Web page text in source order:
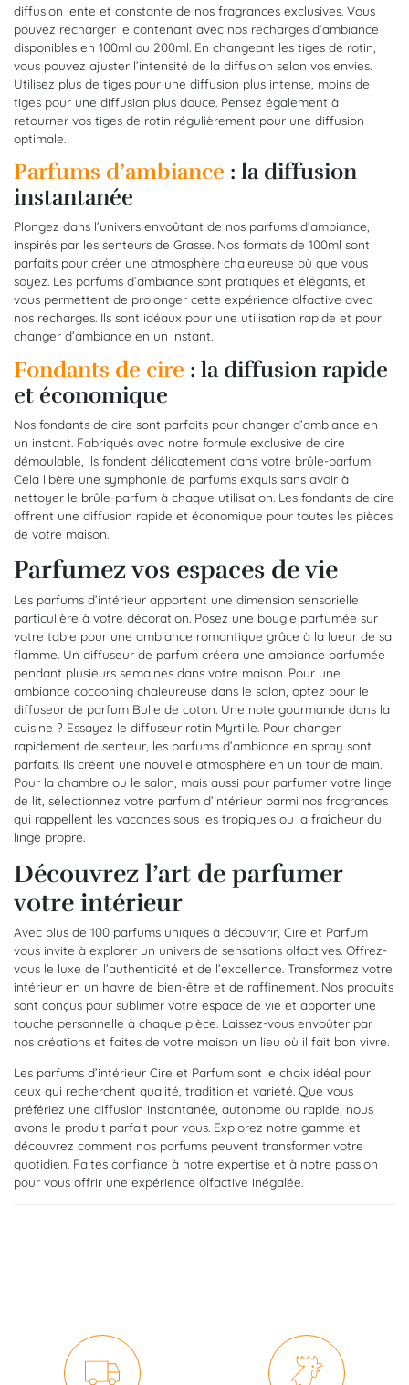
diffusion lente et constante de nos fragrances exclusives. Vous
pouvez recharger le contenant avec nos recharges d’ambiance
disponibles en 100ml ou 200ml. En changeant les tiges de rotin,
vous pouvez ajuster l’intensité de la diffusion selon vos envies.
Utilisez plus de tiges pour une diffusion plus intense, moins de
tiges pour une diffusion plus douce. Pensez également à
retourner vos tiges de rotin régulièrement pour une diffusion
optimale.
Parfums d’ambiance : la diffusion
instantanée
Plongez dans l’univers envoûtant de nos parfums d’ambiance,
inspirés par les senteurs de Grasse. Nos formats de 100ml sont
parfaits pour créer une atmosphère chaleureuse où que vous
soyez. Les parfums d’ambiance sont pratiques et élégants, et
vous permettent de prolonger cette expérience olfactive avec
nos recharges. Ils sont idéaux pour une utilisation rapide et pour
changer d’ambiance en un instant.
Fondants de cire : la diffusion rapide
et économique
Nos fondants de cire sont parfaits pour changer d’ambiance en
un instant. Fabriqués avec notre formule exclusive de cire
démoulable, ils fondent délicatement dans votre brûle-parfum.
Cela libère une symphonie de parfums exquis sans avoir à
nettoyer le brûle-parfum à chaque utilisation. Les fondants de cire
offrent une diffusion rapide et économique pour toutes les pièces
de votre maison.
Parfumez vos espaces de vie
Les parfums d’intérieur apportent une dimension sensorielle
particulière à votre décoration. Posez une bougie parfumée sur
votre table pour une ambiance romantique grâce à la lueur de sa
flamme. Un diffuseur de parfum créera une ambiance parfumée
pendant plusieurs semaines dans votre maison. Pour une
ambiance cocooning chaleureuse dans le salon, optez pour le
diffuseur de parfum Bulle de coton. Une note gourmande dans la
cuisine ? Essayez le diffuseur rotin Myrtille. Pour changer
rapidement de senteur, les parfums d’ambiance en spray sont
parfaits. Ils créent une nouvelle atmosphère en un tour de main.
Pour la chambre ou le salon, mais aussi pour parfumer votre linge
de lit, sélectionnez votre parfum d’intérieur parmi nos fragrances
qui rappellent les vacances sous les tropiques ou la fraîcheur du
linge propre.
Découvrez l’art de parfumer
votre intérieur
Avec plus de 100 parfums uniques à découvrir, Cire et Parfum
vous invite à explorer un univers de sensations olfactives. Offrez-
vous le luxe de l’authenticité et de l’excellence. Transformez votre
intérieur en un havre de bien-être et de raffinement. Nos produits
sont conçus pour sublimer votre espace de vie et apporter une
touche personnelle à chaque pièce. Laissez-vous envoûter par
nos créations et faites de votre maison un lieu où il fait bon vivre.
Les parfums d’intérieur Cire et Parfum sont le choix idéal pour
ceux qui recherchent qualité, tradition et variété. Que vous
préfériez une diffusion instantanée, autonome ou rapide, nous
avons le produit parfait pour vous. Explorez notre gamme et
découvrez comment nos parfums peuvent transformer votre
quotidien. Faites confiance à notre expertise et à notre passion
pour vous offrir une expérience olfactive inégalée.